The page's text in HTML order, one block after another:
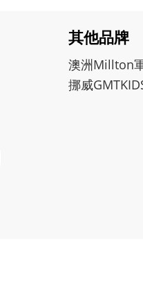
其他品牌
澳洲Millton
挪威